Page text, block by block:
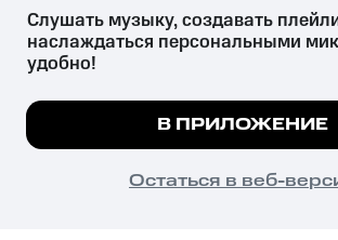
психотропных веществ, их аналогов
их незаконный оборот запрещён и влечёт
законодательством ответственность.
© 2026 ООО «КИОН».
Все права защищены
Мы используем куки, чтобы на сайте
Подробнее
ПОНЯТНО
Слушать музыку, создавать
наслаждаться персональными
удобно!
В ПРИЛОЖЕНИЕ
Остаться в веб-